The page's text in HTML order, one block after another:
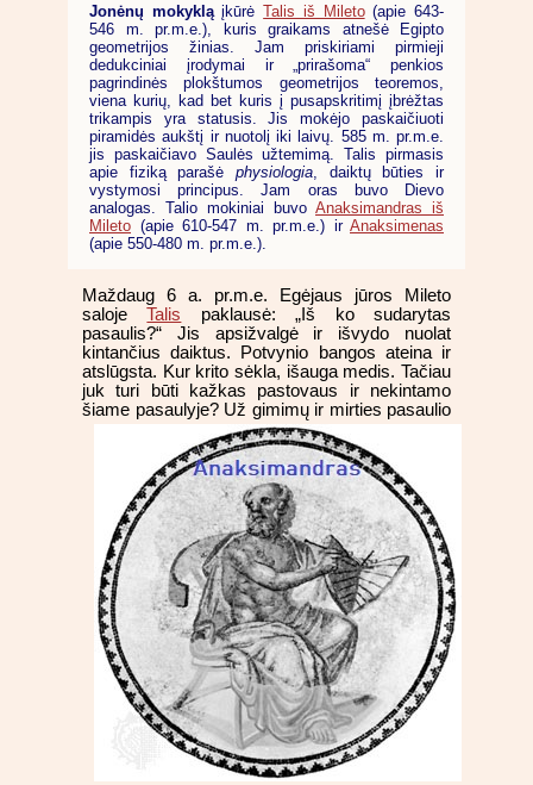
Jonėnų mokykląįkūrėTalis iš Mileto(apie 643-
546 m. pr.m.e.), kuris graikams atnešė Egipto
geometrijos žinias. Jam priskiriami pirmieji
dedukciniai įrodymai ir „prirašoma“ penkios
pagrindinės plokštumos geometrijos teoremos,
viena kurių, kad bet kuris į pusapskritimį įbrėžtas
trikampis yra statusis. Jis mokėjo paskaičiuoti
piramidės aukštį ir nuotolį iki laivų. 585 m. pr.m.e.
jis paskaičiavo Saulės užtemimą. Talis pirmasis
apie fiziką parašė physiologia , daiktų būties ir
vystymosi principus. Jam oras buvo Dievo
analogas. Talio mokiniai buvo Anaksimandras iš
Mileto (apie 610-547 m. pr.m.e.) ir Anaksimenas
(apie 550-480 m. pr.m.e.).
Maždaug 6 a. pr.m.e. Egėjaus jūros Mileto
salojeTalis paklausė: „Iš ko sudarytas
pasaulis?“ Jis apsižvalgė ir išvydo nuolat
kintančius daiktus. Potvynio bangos ateina ir
atslūgsta. Kur krito sėkla, išauga medis. Tačiau
juk turi būti kažkas pastovaus ir nekintamo
šiame pasaulyje? Už gimimų ir mirties pasaulio